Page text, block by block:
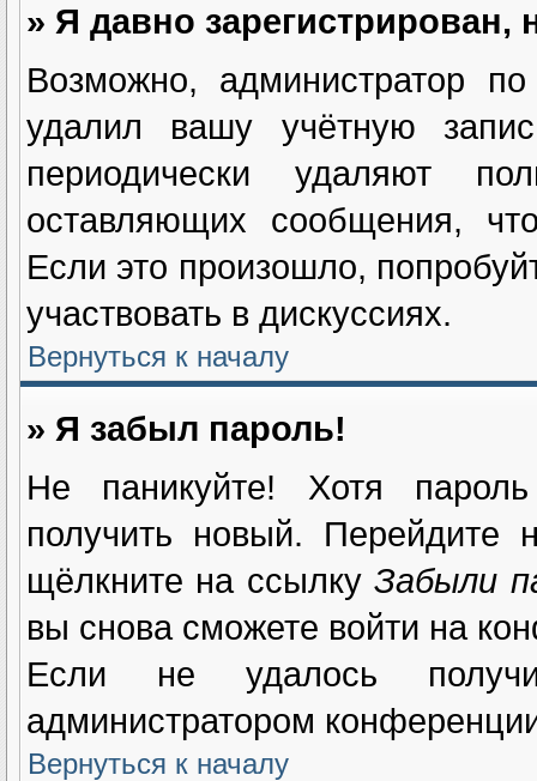
» Я давно
Возможно, администратор
удалил вашу учётную
периодически удаляют
оставляющих сообщения,
Если это произошло,
участвовать в дискуссиях.
Вернуться к началу
» Я забыл пароль!
Не паникуйте! Хотя
получить новый. Перейдите
щёлкните на ссылкуЗабыли
вы снова сможете войти на
Если не удалось
администратором
Вернуться к началу